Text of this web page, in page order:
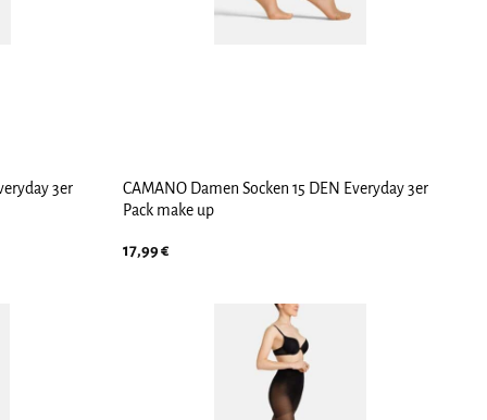
3er
CAMANO Damen Socken 15 DEN Everyday 3er
Pack make up
17,99€